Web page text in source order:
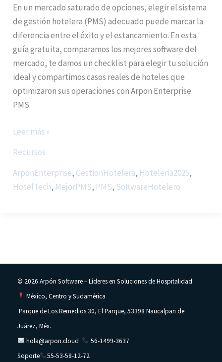
En un mercado saturado de opciones, elegir el sistema
de gestión hotelera (PMS) adecuado puede marcar la
diferencia entre el éxito y el estancamiento. En esta
guía gratuita, comparamos los mejores software del
mercado, te damos un checklist para elegir tu solución
ideal y compartimos casos reales de hoteles que
optimizaron sus operaciones con Arpon Enterprise
PMS.
Leer más »
Recursos
ArponEnterprise, GestionHotelera, Hoteleria2025,
HotelTech, MejorPMS, PMS, SoftwareHotelero
© 2026 Arpón Software – Líderes en Soluciones de Hospitalidad.
México, Centro y Sudamérica
Parque de Los Remedios 30, El Parque, 53398 Naucalpan de
Juárez, Méx.
hola@arpon.cloud
56-1499-3637
Soporte
55-53-58-12-72